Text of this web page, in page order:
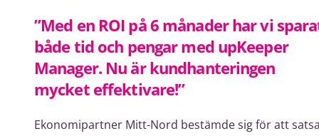
”Med en ROI på 6 månader har vi
både tid och pengar med upKeeper
Manager. Nu är kundhanteringen
mycket effektivare!”
Ekonomipartner Mitt-Nord bestämde sig för att